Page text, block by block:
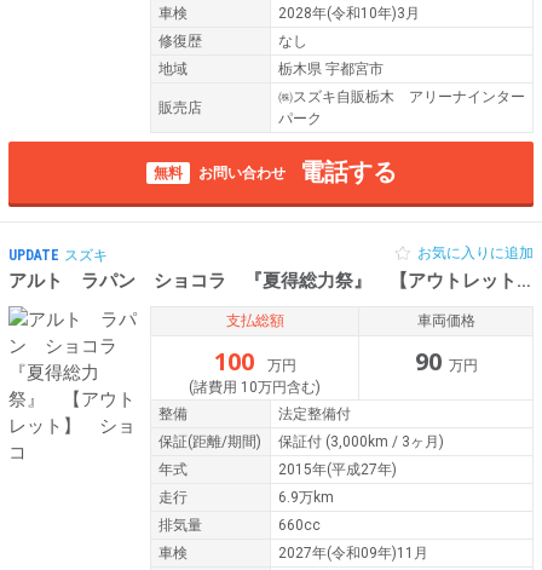
車検
2028年(令和10年)3月
修復歴
なし
地域
栃木県 宇都宮市
販売店
㈱スズキ自販栃木 アリーナインター
パーク
無料 お問い合わせ 電話する
UPDATE スズキ
アルト ラパン ショコラ 『夏得総力祭』 【アウトレット】 ショコ
お気に入りに追加
支払総額
100
万円
(諸費用 10万円含む)
車両価格
90 万円
整備
法定整備付
保証(距離/期間) 保証付 (3,000km / 3ヶ月)
年式
2015年(平成27年)
走行
6.9万km
排気量
660cc
車検
2027年(令和09年)11月